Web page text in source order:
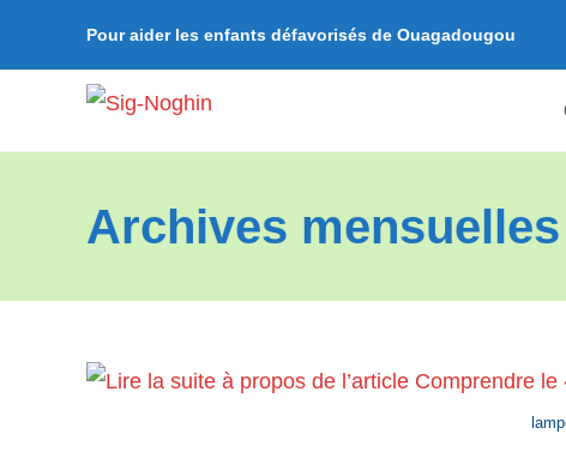
content
Pour aider les enfants défavorisés de Ouagadougou
Archives